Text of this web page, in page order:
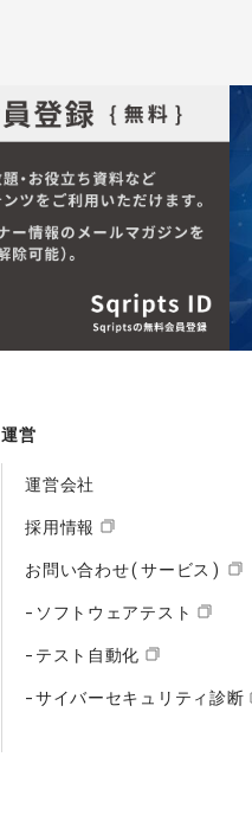
運営
運営会社
採用情報
お問い合わせ(サービス)
-ソフトウェアテスト
-テスト自動化
-サイバーセキュリティ診断